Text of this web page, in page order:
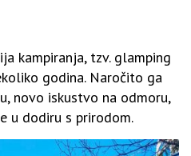
kampiranja, tzv. glamping
godina. Naročito ga
novo iskustvo na odmoru,
u dodiru s prirodom.